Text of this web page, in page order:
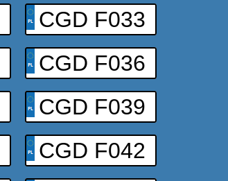
CGD F033
CGD F036
CGD F039
CGD F042